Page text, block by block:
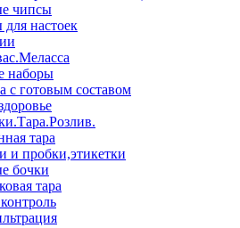
чипсы
настоек
наборы
с готовым составом
тара
и пробки,этикетки
бочки
тара